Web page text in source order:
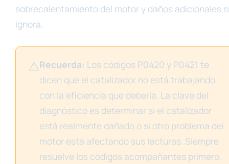
sobrecalentamiento del motor y daños adicionales
ignora.
⚠️Recuerda: Los códigos P0420 y P0421 te
dicen que el catalizador no está trabajando
con la eficiencia que debería. La clave del
diagnóstico es determinar si el catalizador
está realmente dañado o si otro problema del
motor está afectando sus lecturas. Siempre
resuelve los códigos acompañantes primero,